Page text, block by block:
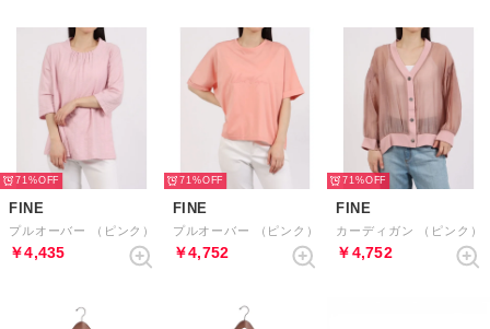
71%
FINE
プルオーバー （ピンク）
￥4,435
71%
FINE
プルオーバー （ピンク）
￥4,752
71%
FINE
カーディガン （ピンク）
￥4,752